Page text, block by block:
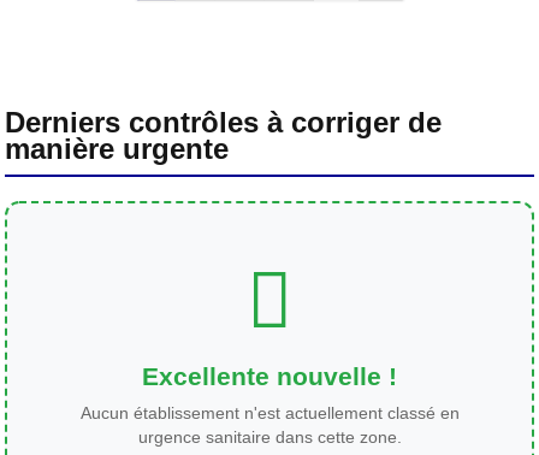
Derniers contrôles à corriger de
manière urgente
Excellente nouvelle !
Aucun établissement n'est actuellement classé en
urgence sanitaire dans cette zone.